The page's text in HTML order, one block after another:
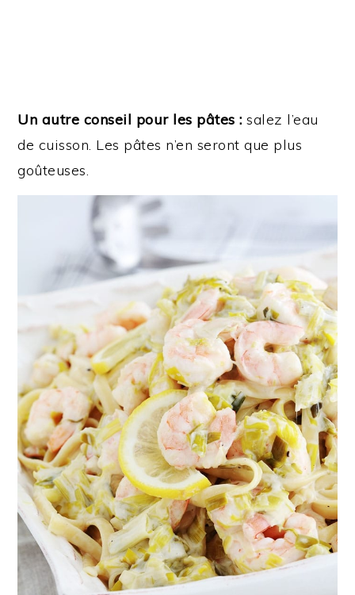
Un autre conseil pour les pâtes : salez l’eau
de cuisson. Les pâtes n’en seront que plus
goûteuses.